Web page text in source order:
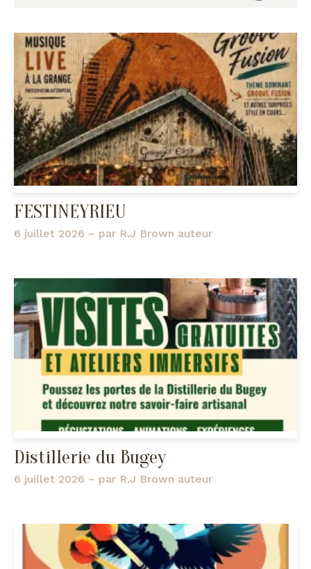
FESTINEYRIEU
6 juillet 2026 – par R.J Brown auteur
Distillerie du Bugey
6 juillet 2026 – par R.J Brown auteur